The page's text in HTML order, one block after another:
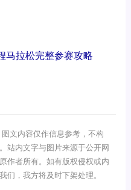
马拉松完整参赛攻略
文内容仅作信息参考，不构
站内文字与图片来源于公开网
作者所有。如有版权侵权或内
们，我方将及时下架处理。